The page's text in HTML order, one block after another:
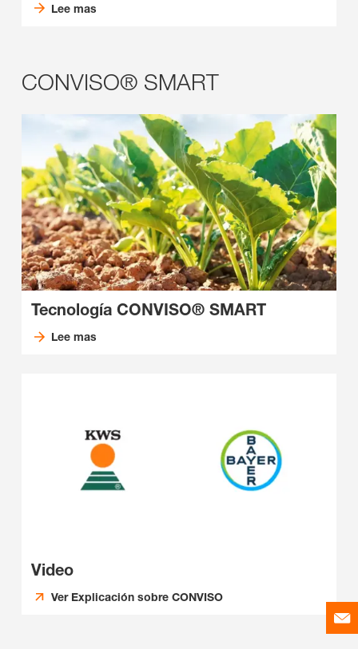
Lee mas
CONVISO® SMART
Tecnología CONVISO® SMART
Lee mas
Video
Ver Explicación sobre CONVISO